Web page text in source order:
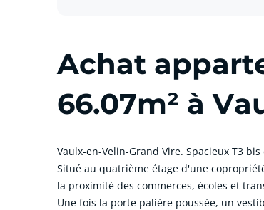
Achat
66.07m² à
Vaulx-en-Velin-Grand Vire. Spacieux T3
Situé au quatrième étage d'une
la proximité des commerces, écoles et
Une fois la porte palière poussée, un